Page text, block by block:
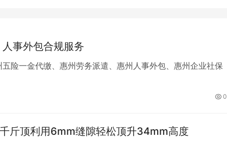
其他未分类
事外包合规服务
险一金代缴、惠州劳务派遣、惠州人事外包、惠州企业社保
0
斤顶利用6mm缝隙轻松顶升34mm高度